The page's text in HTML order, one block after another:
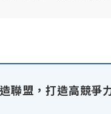
聯盟，打造高競